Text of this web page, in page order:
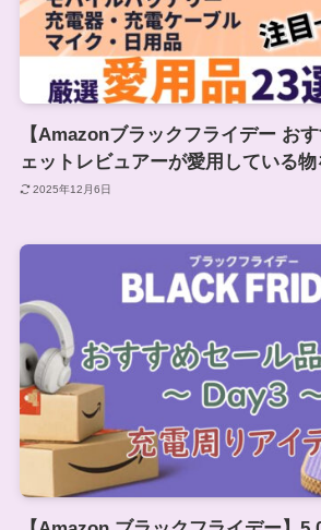
【Amazonブラックフライデー お
ェットレビュアーが愛用している物
2025年12月6日